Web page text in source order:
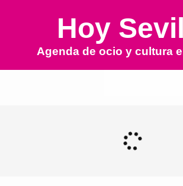
Hoy
Agenda de ocio y cultura